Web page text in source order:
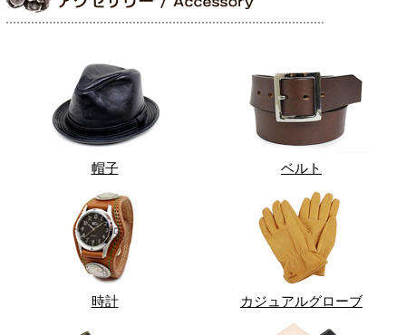
帽子 ベルト
時計 カジュアルグローブ